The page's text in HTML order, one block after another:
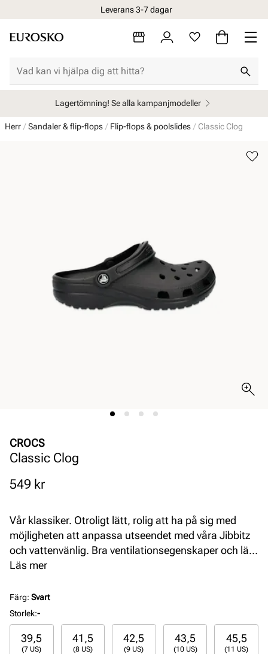
Leverans 3-7 dagar
Lagertömning! Se alla kampanjmodeller
Herr Sandaler & flip-flops Flip-flops & poolslides Classic Clog
CROCS
Classic Clog
Pris
549 kr
Vår klassiker. Otroligt lätt, rolig att ha på sig med
möjligheten att anpassa utseendet med våra Jibbitz
och vattenvänlig. Bra ventilationsegenskaper och lätt
att rengöra. Svängbar hälrem för en säkrare
Läs mer
Färg: Svart
Storlek:-
39,5
(7 US)
41,5
(8 US)
42,5
(9 US)
43,5
(10 US)
45,5
(11 US)